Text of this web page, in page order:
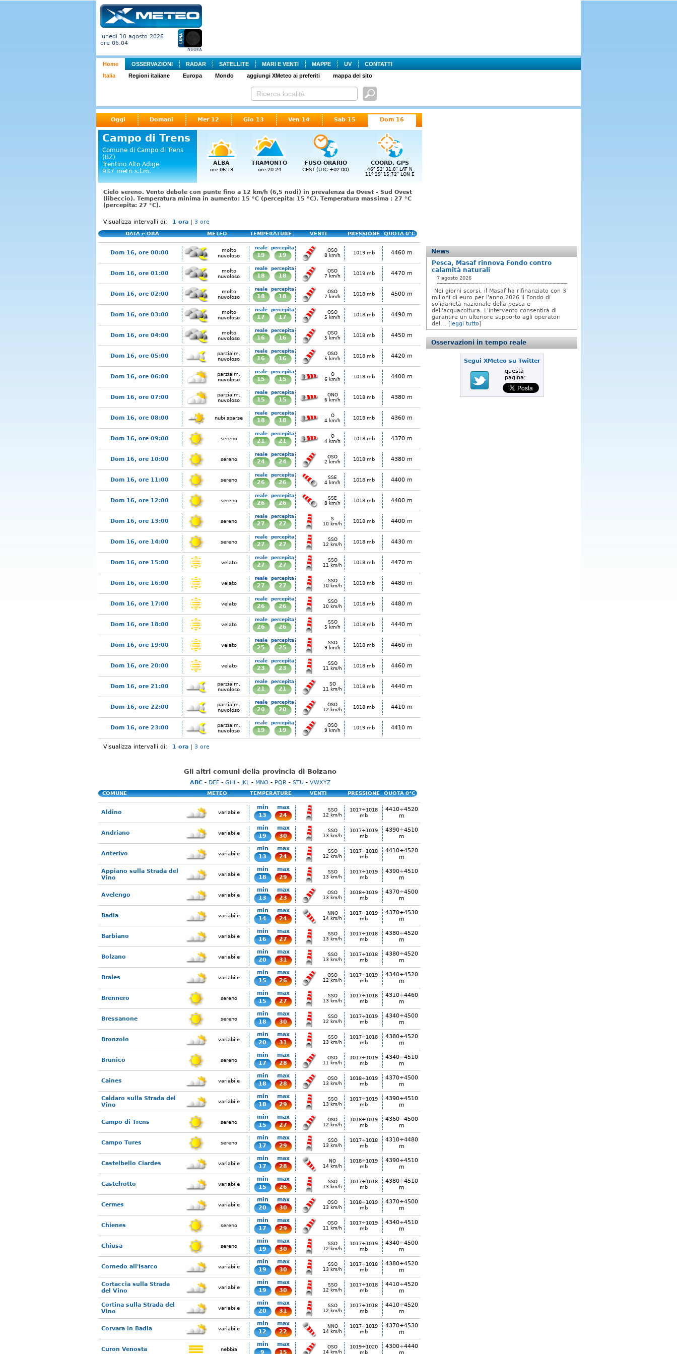
lunedì 10 agosto 2026
ore 06:04
NUOVA
Home OSSERVAZIONI RADAR SATELLITE MARI E VENTI MAPPE UV
CONTATTI
Italia
Regioni italiane Europa Mondo aggiungi XMeteo ai preferiti mappa del sito
Oggi Domani Mer 12 Gio 13 Ven 14 Sab 15 Dom 16
Campo di Trens
Comune di Campo di Trens
(BZ)
Trentino Alto Adige
937 metri s.l.m.
ALBA
ore 06:13
TRAMONTO
ore 20:24
FUSO ORARIO
CEST (UTC +02:00)
COORD. GPS
46º 52' 31,8" LAT N
11º 29' 15,72" LON E
Cielo sereno. Vento debole con punte fino a 12 km/h (6,5 nodi) in prevalenza da Ovest - Sud Ovest
(libeccio). Temperatura minima in aumento: 15 °C (percepita: 15 °C). Temperatura massima : 27 °C
(percepita: 27 °C).
Visualizza intervalli di: 1 ora | 3 ore
DATA e ORA METEO TEMPERATURE VENTI PRESSIONE QUOTA 0°C
Dom 16, ore 00:00
molto
nuvoloso
reale
19
percepita
19
OSO
8 km/h
1019 mb 4460 m
Dom 16, ore 01:00
molto
nuvoloso
reale
18
percepita
18
OSO
7 km/h
1019 mb 4470 m
Dom 16, ore 02:00
molto
nuvoloso
reale
18
percepita
18
OSO
7 km/h
1018 mb 4500 m
Dom 16, ore 03:00
molto
nuvoloso
reale
17
percepita
17
OSO
5 km/h
1018 mb 4490 m
Dom 16, ore 04:00
molto
nuvoloso
reale
16
percepita
16
OSO
5 km/h
1018 mb 4450 m
Dom 16, ore 05:00
parzialm.
nuvoloso
reale
16
percepita
16
OSO
5 km/h
1018 mb 4420 m
Dom 16, ore 06:00
parzialm.
nuvoloso
reale
15
percepita
15
O
6 km/h
1018 mb 4400 m
Dom 16, ore 07:00
parzialm.
nuvoloso
reale
15
percepita
15
ONO
6 km/h
1018 mb 4380 m
Dom 16, ore 08:00 nubi sparse
reale
18
percepita
18
O
4 km/h
1018 mb 4360 m
Dom 16, ore 09:00 sereno
reale
21
percepita
21
O
4 km/h
1018 mb 4370 m
Dom 16, ore 10:00 sereno
reale
24
percepita
24
OSO
2 km/h
1018 mb 4380 m
Dom 16, ore 11:00 sereno
reale
26
percepita
26
SSE
4 km/h
1018 mb 4400 m
Dom 16, ore 12:00 sereno
reale
26
percepita
26
SSE
8 km/h
1018 mb 4400 m
Dom 16, ore 13:00 sereno
reale
27
percepita
27
S
10 km/h
1018 mb 4400 m
Dom 16, ore 14:00 sereno
reale
27
percepita
27
SSO
12 km/h
1018 mb 4430 m
Dom 16, ore 15:00 velato
reale
27
percepita
27
SSO
11 km/h
1018 mb 4470 m
Dom 16, ore 16:00 velato
reale
27
percepita
27
SSO
10 km/h
1018 mb 4480 m
Dom 16, ore 17:00 velato
reale
26
percepita
26
SSO
10 km/h
1018 mb 4480 m
Dom 16, ore 18:00 velato
reale
26
percepita
26
SSO
5 km/h
1018 mb 4440 m
Dom 16, ore 19:00 velato
reale
25
percepita
25
SSO
9 km/h
1018 mb 4460 m
Dom 16, ore 20:00 velato
reale
23
percepita
23
SSO
11 km/h
1018 mb 4460 m
Dom 16, ore 21:00
parzialm.
nuvoloso
reale
21
percepita
21
SO
11 km/h
1018 mb 4440 m
Dom 16, ore 22:00
parzialm.
nuvoloso
reale
20
percepita
20
OSO
12 km/h
1018 mb 4410 m
Dom 16, ore 23:00
parzialm.
nuvoloso
reale
19
percepita
19
OSO
9 km/h
1019 mb 4410 m
Visualizza intervalli di: 1 ora | 3 ore
Gli altri comuni della provincia di Bolzano
ABC- DEF- GHI- JKL- MNO - PQR - STU - VWXYZ
COMUNE METEO TEMPERATURE VENTI PRESSIONE QUOTA 0°C
Aldino variabile
min
13
max
24
SSO
12 km/h
1017÷1018
mb
4410÷4520
m
Andriano variabile
min
19
max
30
SSO
13 km/h
1017÷1019
mb
4390÷4510
m
Anterivo variabile
min
13
max
24
SSO
12 km/h
1017÷1018
mb
4410÷4520
m
Appiano sulla Strada del
Vino
variabile
min
18
max
29
SSO
13 km/h
1017÷1019
mb
4390÷4510
m
Avelengo variabile
min
13
max
23
OSO
13 km/h
1018÷1019
mb
4370÷4500
m
Badia variabile
min
14
max
24
NNO
14 km/h
1017÷1019
mb
4370÷4530
m
Barbiano variabile
min
16
max
27
SSO
13 km/h
1017÷1018
mb
4380÷4520
m
Bolzano variabile
min
20
max
31
SSO
13 km/h
1017÷1018
mb
4380÷4520
m
Braies variabile
min
15
max
26
OSO
12 km/h
1017÷1019
mb
4340÷4520
m
Brennero sereno
min
15
max
27
SSO
13 km/h
1017÷1018
mb
4310÷4460
m
Bressanone sereno
min
18
max
30
SSO
12 km/h
1017÷1019
mb
4340÷4500
m
Bronzolo variabile
min
20
max
31
SSO
13 km/h
1017÷1018
mb
4380÷4520
m
Brunico sereno
min
17
max
28
OSO
11 km/h
1017÷1019
mb
4340÷4510
m
Caines variabile
min
18
max
28
OSO
13 km/h
1018÷1019
mb
4370÷4500
m
Caldaro sulla Strada del
Vino
variabile
min
18
max
29
SSO
13 km/h
1017÷1019
mb
4390÷4510
m
Campo di Trens sereno
min
15
max
27
OSO
12 km/h
1018÷1019
mb
4360÷4500
m
Campo Tures sereno
min
17
max
29
SSO
13 km/h
1017÷1018
mb
4310÷4480
m
Castelbello Ciardes variabile
min
17
max
28
NO
14 km/h
1018÷1019
mb
4390÷4510
m
Castelrotto variabile
min
15
max
26
SSO
13 km/h
1017÷1018
mb
4380÷4510
m
Cermes variabile
min
20
max
30
OSO
13 km/h
1018÷1019
mb
4370÷4500
m
Chienes sereno
min
17
max
29
OSO
11 km/h
1017÷1019
mb
4340÷4510
m
Chiusa sereno
min
19
max
30
SSO
12 km/h
1017÷1019
mb
4340÷4500
m
Cornedo all'Isarco variabile
min
19
max
30
SSO
13 km/h
1017÷1018
mb
4380÷4520
m
Cortaccia sulla Strada
del Vino
variabile
min
19
max
30
SSO
12 km/h
1017÷1018
mb
4410÷4520
m
Cortina sulla Strada del
Vino
variabile
min
20
max
31
SSO
12 km/h
1017÷1018
mb
4410÷4520
m
Corvara in Badia variabile
min
12
max
22
NNO
14 km/h
1017÷1019
mb
4370÷4530
m
Curon Venosta nebbia
min
9
max
15
OSO
14 km/h
1019÷1020
mb
4300÷4440
News
Pesca, Masaf rinnova Fondo contro
calamità naturali
7 agosto 2026
Nei giorni scorsi, il Masaf ha rifinanziato con 3
milioni di euro per l'anno 2026 il Fondo di
solidarietà nazionale della pesca e
dell'acquacoltura. L'intervento consentirà di
garantire un ulteriore supporto agli operatori
del... [ leggi tutto]
Osservazioni in tempo reale
Segui XMeteo su Twitter
questa
pagina: